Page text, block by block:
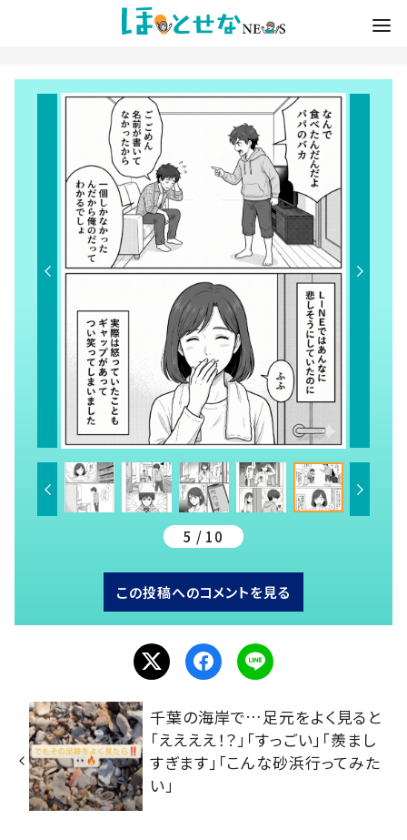
5 / 10
この投稿へのコメントを見る
千葉の海岸で…足元をよく見ると
「ええええ！？」「すっごい」「羨まし
すぎます」「こんな砂浜行ってみた
い」